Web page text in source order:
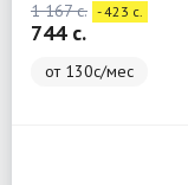
1 167 c. - 423 c.
744 c.
от 130с/мес